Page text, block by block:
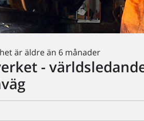
är äldre än 6 månader
-